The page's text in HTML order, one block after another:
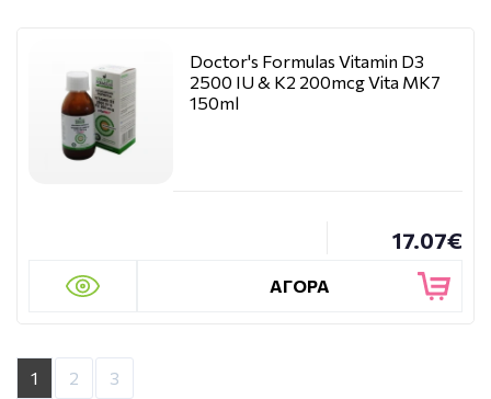
Doctor's Formulas Vitamin D3
2500 IU & K2 200mcg Vita MK7
150ml
17.07€
ΑΓΟΡΑ
1 2 3